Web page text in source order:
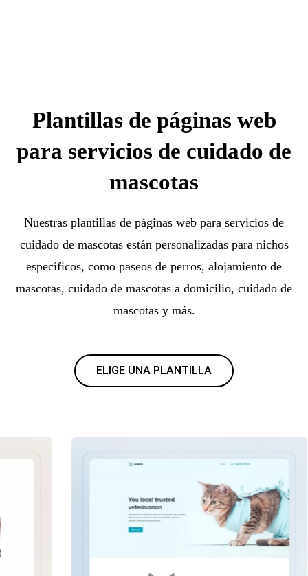
Plantillas de páginas web
para servicios de cuidado de
mascotas
Nuestras plantillas de páginas web para servicios de
cuidado de mascotas están personalizadas para nichos
específicos, como paseos de perros, alojamiento de
mascotas, cuidado de mascotas a domicilio, cuidado de
mascotas y más.
ELIGE UNA PLANTILLA